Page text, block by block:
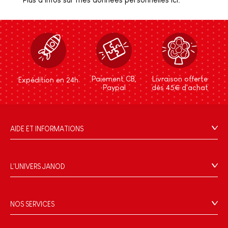
Expédition en 24h
Paiement CB,
Paypal
Livraison offerte
dès 45€ d'achat
AIDE ET INFORMATIONS
FAQ
Contact
Rappel Produits
L'UNIVERS JANOD
Le design
Blog Conseils d'Experts
NOS SERVICES